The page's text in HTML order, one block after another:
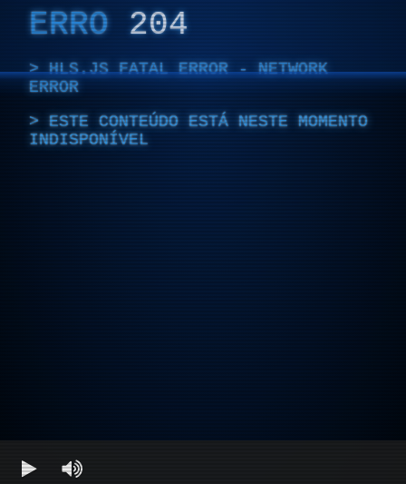
ERRO 204
HLS.JS FATAL ERROR - NETWORK
ERROR
ESTE CONTEÚDO ESTÁ NESTE MOMENTO
INDISPONÍVEL